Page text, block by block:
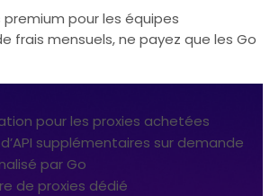
premium pour les équipes
frais mensuels, ne payez que les Go
pour les proxies achetées
supplémentaires sur demande
par Go
de proxies dédié